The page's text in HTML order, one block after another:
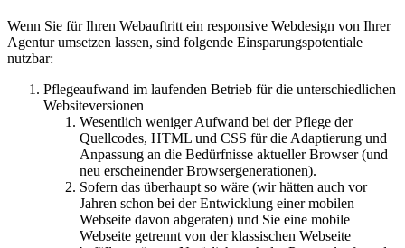
Wenn Sie für Ihren Webauftritt ein responsive Webdesign von Ihrer
Agentur umsetzen lassen, sind folgende Einsparungspotentiale
nutzbar:
Pflegeaufwand im laufenden Betrieb für die unterschiedlichen
Websiteversionen
Wesentlich weniger Aufwand bei der Pflege der
Quellcodes, HTML und CSS für die Adaptierung und
Anpassung an die Bedürfnisse aktueller Browser (und
neu erscheinender Browsergenerationen).
Sofern das überhaupt so wäre (wir hätten auch vor
Jahren schon bei der Entwicklung einer mobilen
Webseite davon abgeraten) und Sie eine mobile
Webseite getrennt von der klassischen Webseite